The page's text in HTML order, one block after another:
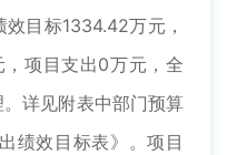
目标1334.42万元，
项目支出0万元，全
详见附表中部门预算
绩效目标表》。项目